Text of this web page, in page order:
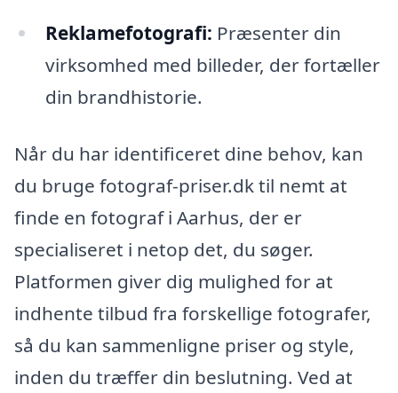
Reklamefotografi: Præsenter din
virksomhed med billeder, der fortæller
din brandhistorie.
Når du har identificeret dine behov, kan
du bruge fotograf-priser.dk til nemt at
finde en fotograf i Aarhus, der er
specialiseret i netop det, du søger.
Platformen giver dig mulighed for at
indhente tilbud fra forskellige fotografer,
så du kan sammenligne priser og style,
inden du træffer din beslutning. Ved at